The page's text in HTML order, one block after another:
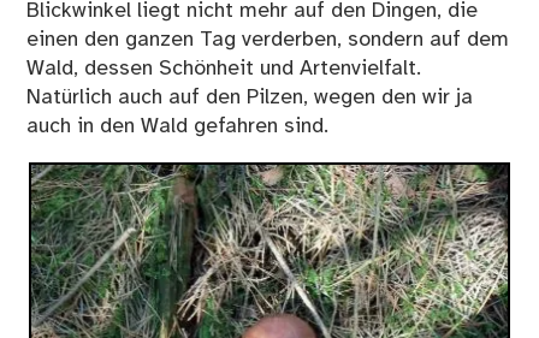
Blickwinkel liegt nicht mehr auf den Dingen, die
einen den ganzen Tag verderben, sondern auf dem
Wald, dessen Schönheit und Artenvielfalt.
Natürlich auch auf den Pilzen, wegen den wir ja
auch in den Wald gefahren sind.